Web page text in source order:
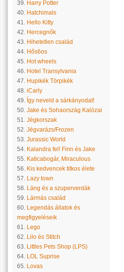
39. Harry Potter
40. Hatchimals
41. Hello Kitty
42. Hercegnők
43. Hihetetlen család
44. Hős6os
45. Hot wheels
46. Hotel Transylvania
47. Hupikék Törpikék
48. iCarly
49. Így neveld a sárkányodat!
50. Jake és Sohaország Kalózai
51. Jégkorszak
52. Jégvarázs/Frozen
53. Jurassic World
54. Kalandra fel! Finn és Jake
55. Katicabogár, Miraculous
56. Kis kedvencek titkos élete
57. Lazy town
58. Láng és a szuperverdák
59. Lármás család
60. Legendás állatok és
megfigyeléseik
61. Lego
62. Lilo és Stitch
63. Littles Pets Shop (LPS)
64. LOL Suprise
65. Lovas